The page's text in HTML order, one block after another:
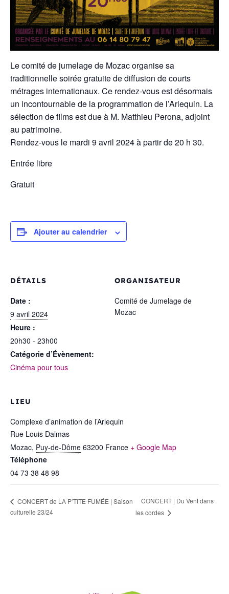
Le comité de jumelage de Mozac organise sa
traditionnelle soirée gratuite de diffusion de courts
métrages internationaux. Ce rendez-vous est désormais
un incontournable de la programmation de l’Arlequin. La
sélection de films est due à M. Matthieu Perona, adjoint
au patrimoine.
Rendez-vous le mardi 9 avril 2024 à partir de 20 h 30.
Entrée libre
Gratuit
Ajouter au calendrier
DÉTAILS
Date :
9 avril 2024
Heure :
20h30 - 23h00
Catégorie d’Évènement:
Cinéma pour tous
ORGANISATEUR
Comité de Jumelage de
Mozac
LIEU
Complexe d’animation de l’Arlequin
Rue Louis Dalmas
Mozac, Puy-de-Dôme 63200 France + Google Map
Téléphone
04 73 38 48 98
CONCERT de LA P’TITE FUMÉE | Saison
culturelle 23/24
CONCERT | Du Vent dans
les cordes